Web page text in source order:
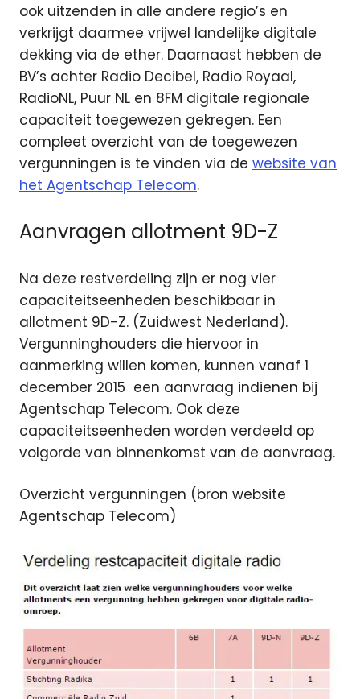
ook uitzenden in alle andere regio’s en
verkrijgt daarmee vrijwel landelijke digitale
dekking via de ether. Daarnaast hebben de
BV’s achter Radio Decibel, Radio Royaal,
RadioNL, Puur NL en 8FM digitale regionale
capaciteit toegewezen gekregen. Een
compleet overzicht van de toegewezen
vergunningen is te vinden via de website van
het Agentschap Telecom.
Aanvragen allotment 9D-Z
Na deze restverdeling zijn er nog vier
capaciteitseenheden beschikbaar in
allotment 9D-Z. (Zuidwest Nederland).
Vergunninghouders die hiervoor in
aanmerking willen komen, kunnen vanaf 1
december 2015 een aanvraag indienen bij
Agentschap Telecom. Ook deze
capaciteitseenheden worden verdeeld op
volgorde van binnenkomst van de aanvraag.
Overzicht vergunningen (bron website
Agentschap Telecom)